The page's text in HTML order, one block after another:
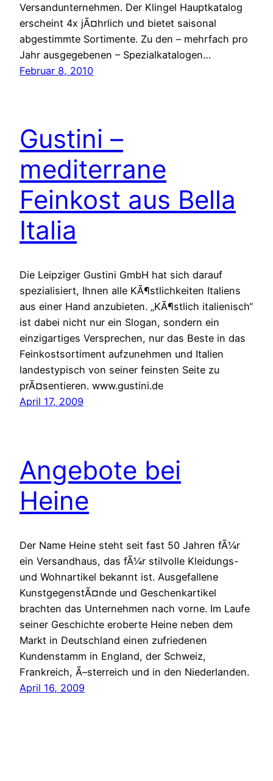
Versandunternehmen. Der Klingel Hauptkatalog
erscheint 4x jÃ¤hrlich und bietet saisonal
abgestimmte Sortimente. Zu den – mehrfach pro
Jahr ausgegebenen – Spezialkatalogen…
Februar 8, 2010
Gustini –
mediterrane
Feinkost aus Bella
Italia
Die Leipziger Gustini GmbH hat sich darauf
spezialisiert, Ihnen alle KÃ¶stlichkeiten Italiens
aus einer Hand anzubieten. „KÃ¶stlich italienisch“
ist dabei nicht nur ein Slogan, sondern ein
einzigartiges Versprechen, nur das Beste in das
Feinkostsortiment aufzunehmen und Italien
landestypisch von seiner feinsten Seite zu
prÃ¤sentieren. www.gustini.de
April 17, 2009
Angebote bei
Heine
Der Name Heine steht seit fast 50 Jahren fÃ¼r
ein Versandhaus, das fÃ¼r stilvolle Kleidungs-
und Wohnartikel bekannt ist. Ausgefallene
KunstgegenstÃ¤nde und Geschenkartikel
brachten das Unternehmen nach vorne. Im Laufe
seiner Geschichte eroberte Heine neben dem
Markt in Deutschland einen zufriedenen
Kundenstamm in England, der Schweiz,
Frankreich, Ã–sterreich und in den Niederlanden.
April 16, 2009